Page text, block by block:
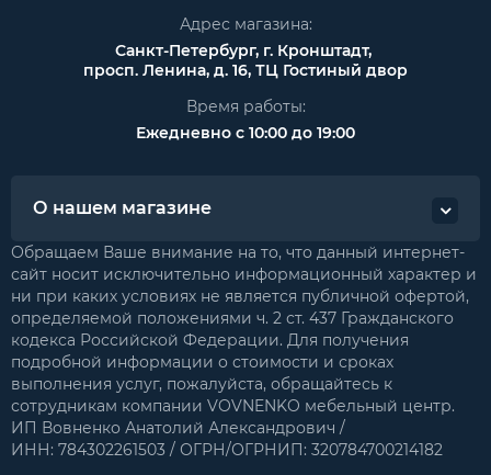
Адрес магазина:
Санкт-Петербург, г. Кронштадт,
просп. Ленина, д. 16, ТЦ Гостиный двор
Время работы:
Ежедневно с 10:00 до 19:00
О нашем магазине
Обращаем Ваше внимание на то, что данный интернет-
сайт носит исключительно информационный характер и
ни при каких условиях не является публичной офертой,
определяемой положениями ч. 2 ст. 437 Гражданского
кодекса Российской Федерации. Для получения
подробной информации о стоимости и сроках
выполнения услуг, пожалуйста, обращайтесь к
сотрудникам компании VOVNENKO мебельный центр.
ИП Вовненко Анатолий Александрович /
ИНН: 784302261503 / ОГРН/ОГРНИП: 320784700214182